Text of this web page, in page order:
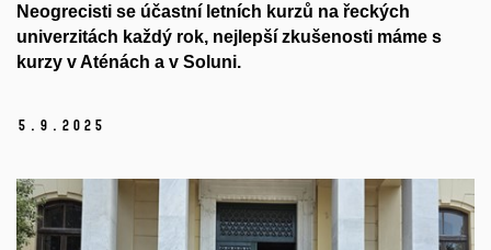
Neogrecisti se účastní letních kurzů na řeckých
univerzitách každý rok, nejlepší zkušenosti máme s
kurzy v Aténách a v Soluni.
5. 9. 2025